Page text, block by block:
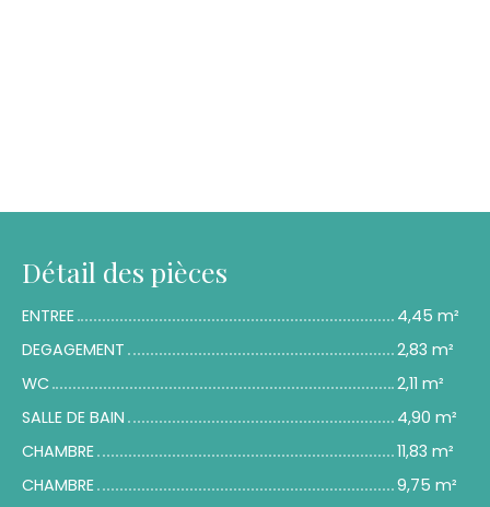
Détail des pièces
ENTREE
4,45 m²
DEGAGEMENT
2,83 m²
WC
2,11 m²
SALLE DE BAIN
4,90 m²
CHAMBRE
11,83 m²
CHAMBRE
9,75 m²